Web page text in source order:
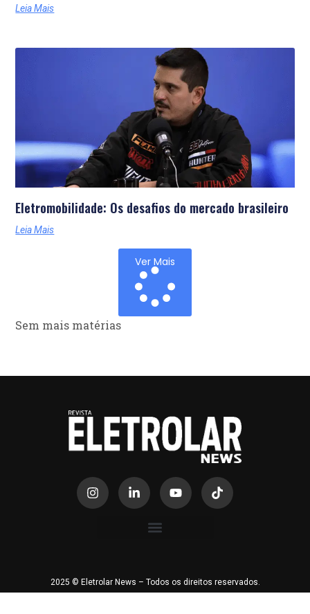
Leia Mais
Eletromobilidade: Os desafios do mercado brasileiro
Leia Mais
Ver Mais
Sem mais matérias
2025 © Eletrolar News – Todos os direitos reservados.